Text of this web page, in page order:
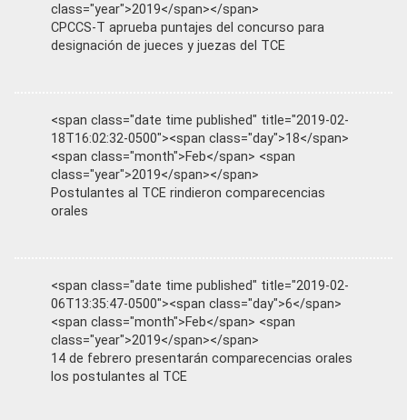
class="year">2019</span></span>
CPCCS-T aprueba puntajes del concurso para
designación de jueces y juezas del TCE
<span class="date time published" title="2019-02-
18T16:02:32-0500"><span class="day">18</span>
<span class="month">Feb</span> <span
class="year">2019</span></span>
Postulantes al TCE rindieron comparecencias
orales
<span class="date time published" title="2019-02-
06T13:35:47-0500"><span class="day">6</span>
<span class="month">Feb</span> <span
class="year">2019</span></span>
14 de febrero presentarán comparecencias orales
los postulantes al TCE